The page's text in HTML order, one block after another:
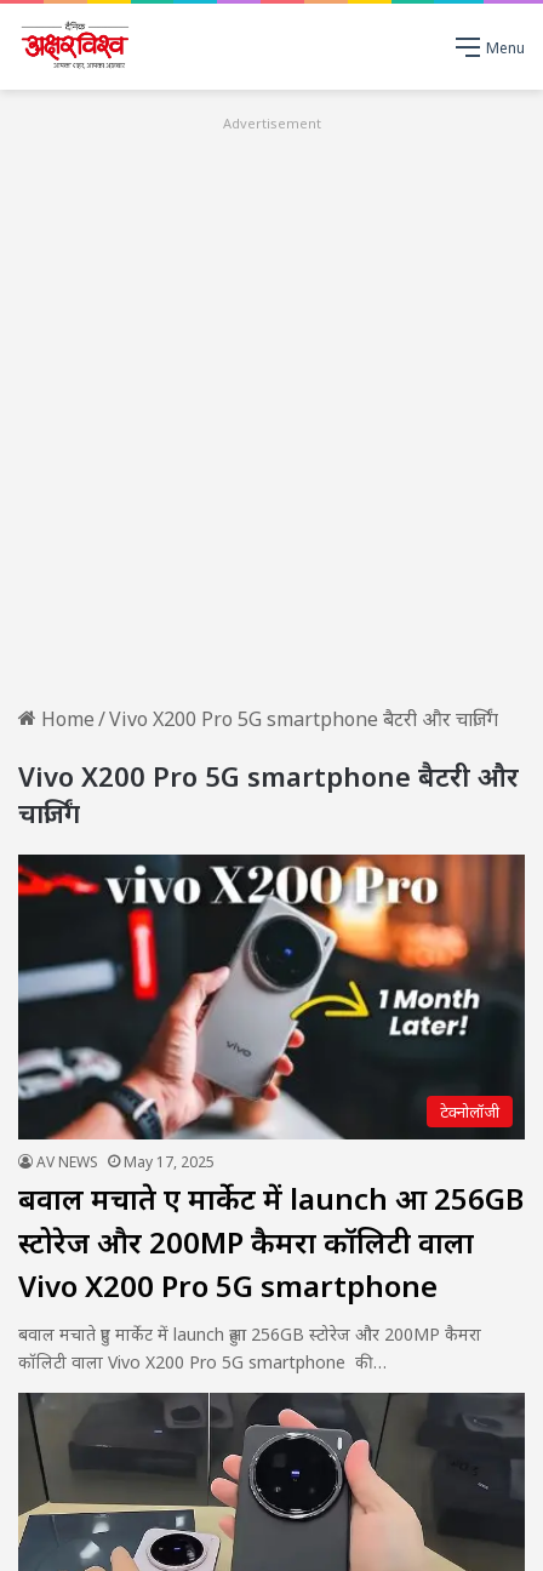
Menu
Advertisement
Home/Vivo X200 Pro 5G smartphone बैटरी और चार्जिंग
Vivo X200 Pro 5G smartphone बैटरी और
चार्जिंग
टेक्नोलॉजी
AV NEWS May 17, 2025
बवाल मचाते हुए मार्केट में launch हुआ 256GB
स्टोरेज और 200MP कैमरा कॉलिटी वाला
Vivo X200 Pro 5G smartphone
बवाल मचाते हुए मार्केट में launch हुआ 256GB स्टोरेज और 200MP कैमरा
कॉलिटी वाला Vivo X200 Pro 5G smartphone की…